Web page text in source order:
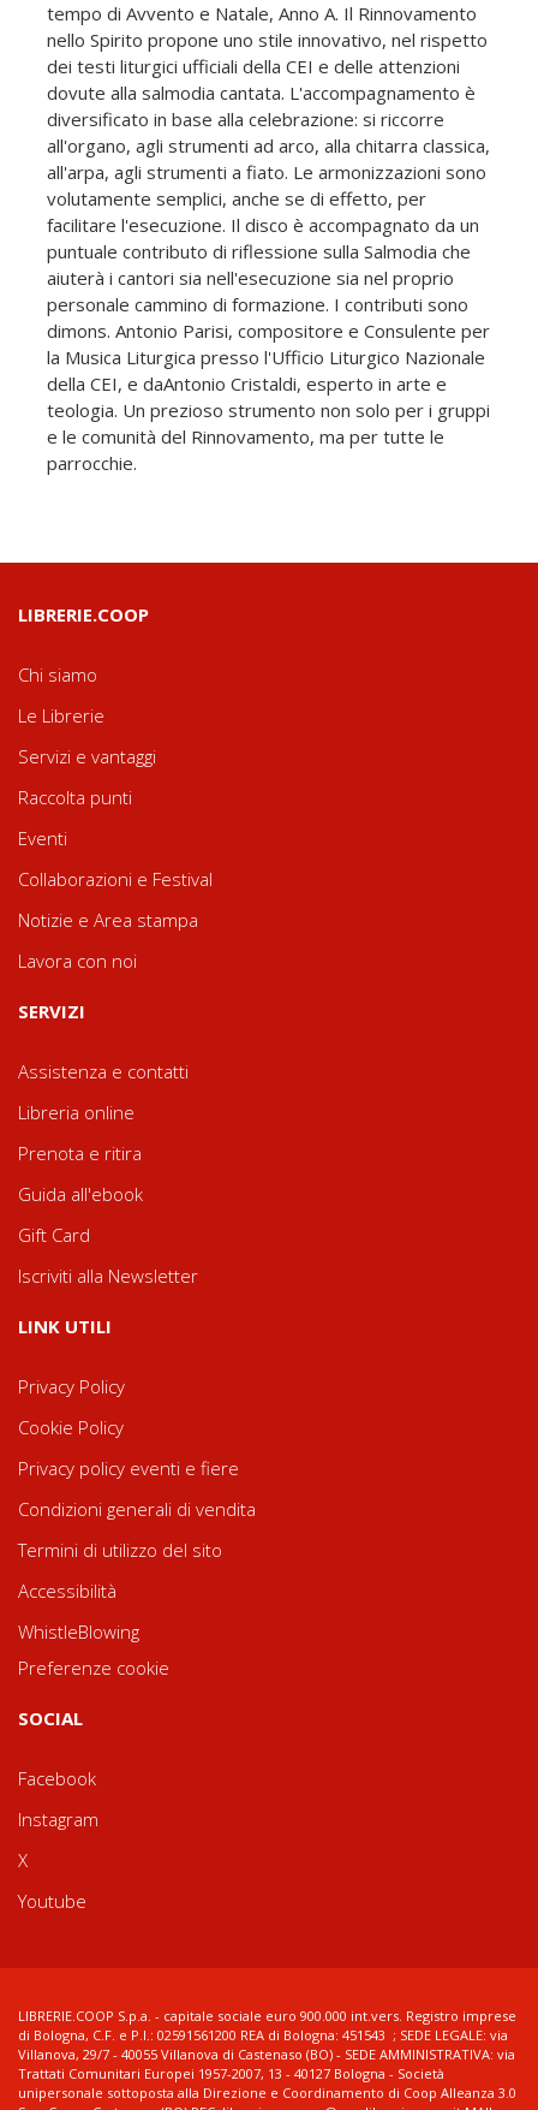
tempo di Avvento e Natale, Anno A. Il Rinnovamento
nello Spirito propone uno stile innovativo, nel rispetto
dei testi liturgici ufficiali della CEI e delle attenzioni
dovute alla salmodia cantata. L'accompagnamento è
diversificato in base alla celebrazione: si riccorre
all'organo, agli strumenti ad arco, alla chitarra classica,
all'arpa, agli strumenti a fiato. Le armonizzazioni sono
volutamente semplici, anche se di effetto, per
facilitare l'esecuzione. Il disco è accompagnato da un
puntuale contributo di riflessione sulla Salmodia che
aiuterà i cantori sia nell'esecuzione sia nel proprio
personale cammino di formazione. I contributi sono
dimons. Antonio Parisi, compositore e Consulente per
la Musica Liturgica presso l'Ufficio Liturgico Nazionale
della CEI, e daAntonio Cristaldi, esperto in arte e
teologia. Un prezioso strumento non solo per i gruppi
e le comunità del Rinnovamento, ma per tutte le
parrocchie.
LIBRERIE.COOP
Chi siamo
Le Librerie
Servizi e vantaggi
Raccolta punti
Eventi
Collaborazioni e Festival
Notizie e Area stampa
Lavora con noi
SERVIZI
Assistenza e contatti
Libreria online
Prenota e ritira
Guida all'ebook
Gift Card
Iscriviti alla Newsletter
LINK UTILI
Privacy Policy
Cookie Policy
Privacy policy eventi e fiere
Condizioni generali di vendita
Termini di utilizzo del sito
Accessibilità
WhistleBlowing
Preferenze cookie
SOCIAL
Facebook
Instagram
X
Youtube
LIBRERIE.COOP S.p.a. - capitale sociale euro 900.000 int.vers. Registro imprese
di Bologna, C.F. e P.I.: 02591561200 REA di Bologna: 451543 ; SEDE LEGALE: via
Villanova, 29/7 - 40055 Villanova di Castenaso (BO) - SEDE AMMINISTRATIVA: via
Trattati Comunitari Europei 1957-2007, 13 - 40127 Bologna - Società
unipersonale sottoposta alla Direzione e Coordinamento di Coop Alleanza 3.0